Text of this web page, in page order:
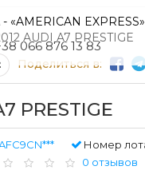
066 876 13 83
AUDI A7 PRESTIGE
Поделиться в:
PRESTIGE
Номер
0 отзывов